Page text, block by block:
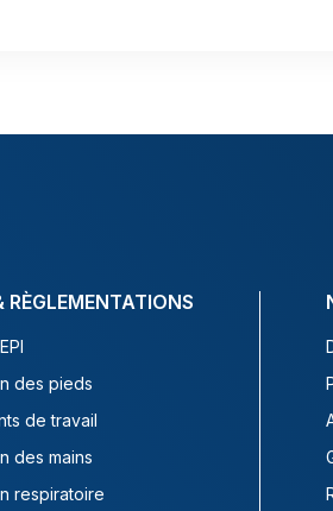
RÈGLEMENTATIONS
des pieds
de travail
des mains
respiratoire